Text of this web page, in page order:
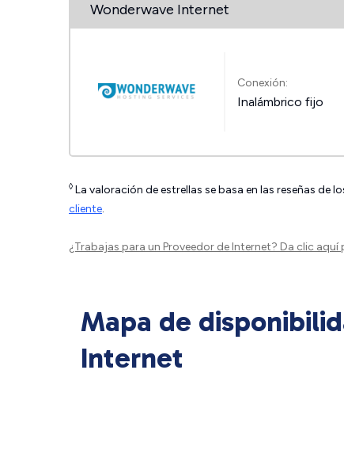
Wonderwave Internet
Conexión:
Inalámbrico fijo
◊ La valoración de estrellas se basa en las reseñas de
cliente.
¿Trabajas para un Proveedor de Internet? Da clic aquí
Mapa de
Internet